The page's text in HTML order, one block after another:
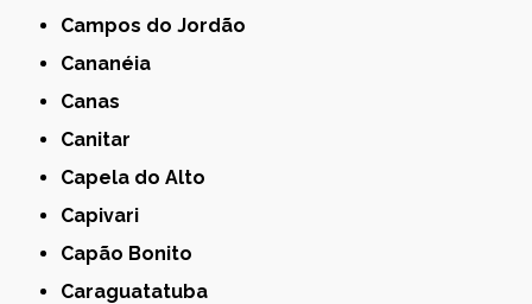
Campos do Jordão
Cananéia
Canas
Canitar
Capela do Alto
Capivari
Capão Bonito
Caraguatatuba